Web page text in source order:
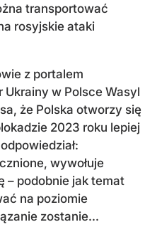
transportować
rosyjskie ataki
z portalem
Ukrainy w Polsce Wasyl
że Polska otworzy się
2023 roku lepiej
wywołuje
– podobnie jak temat
na poziomie
zostanie...